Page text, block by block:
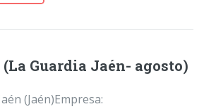
Guardia Jaén- agosto)
(Jaén)Empresa: